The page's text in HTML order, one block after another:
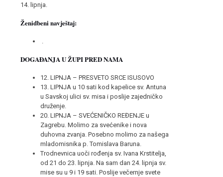
14. lipnja.
Ženidbeni navještaj:
.
DOGAĐANJA U ŽUPI PRED NAMA
12. LIPNJA – PRESVETO SRCE ISUSOVO
13. LIPNJA u 10 sati kod kapelice sv. Antuna
u Savskoj ulici sv. misa i poslije zajedničko
druženje.
20. LIPNJA – SVEĆENIČKO REĐENJE u
Zagrebu. Molimo za svećenike i nova
duhovna zvanja. Posebno molimo za našega
mladomisnika p. Tomislava Baruna.
Trodnevnica uoči rođenja sv. Ivana Krstitelja,
od 21 do 23. lipnja. Na sam dan 24. lipnja sv.
mise su u 9 i 19 sati. Poslije večernje svete